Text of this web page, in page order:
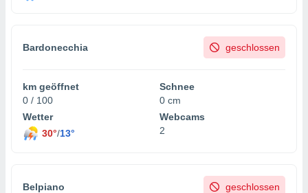
Bardonecchia geschlossen
km geöffnet
0 / 100
Schnee
0 cm
Wetter
30°/13°
Webcams
2
Belpiano geschlossen